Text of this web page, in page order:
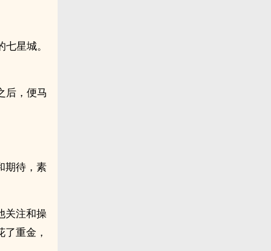
星城。
后，便马
期待，素
关注和操
重金，